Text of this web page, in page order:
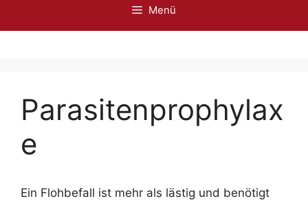
Menü
Parasitenprophylax
e
Ein Flohbefall ist mehr als lästig und benötigt